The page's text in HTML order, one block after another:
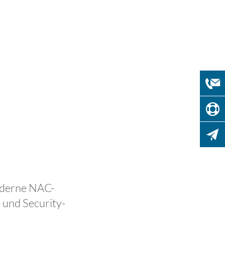
NAC-
und Security-